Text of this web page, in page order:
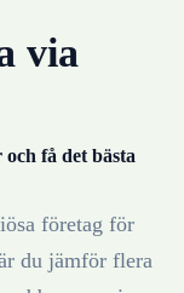
via
och få det bästa
företag för
du jämför flera